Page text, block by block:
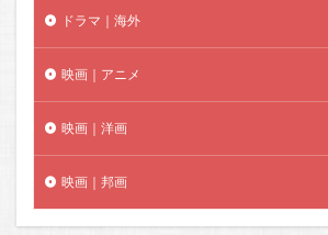
ドラマ｜海外
映画｜アニメ
映画｜洋画
映画｜邦画